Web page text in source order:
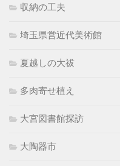
収納の工夫
埼玉県営近代美術館
夏越しの大祓
多肉寄せ植え
大宮図書館探訪
大陶器市